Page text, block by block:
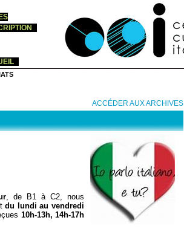
ACCÉDER AUX ARCHIVES
, de B1 à C2, nous
du lundi au vendredi
10h-13h, 14h-17h